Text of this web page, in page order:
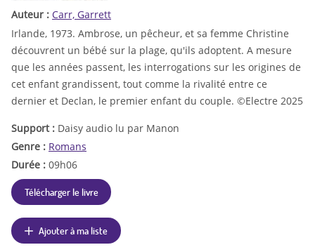
Auteur : Carr, Garrett
Irlande, 1973. Ambrose, un pêcheur, et sa femme Christine
découvrent un bébé sur la plage, qu'ils adoptent. A mesure
que les années passent, les interrogations sur les origines de
cet enfant grandissent, tout comme la rivalité entre ce
dernier et Declan, le premier enfant du couple. ©Electre 2025
Support : Daisy audio lu par Manon
Genre : Romans
Durée : 09h06
Télécharger le livre
Ajouter à ma liste